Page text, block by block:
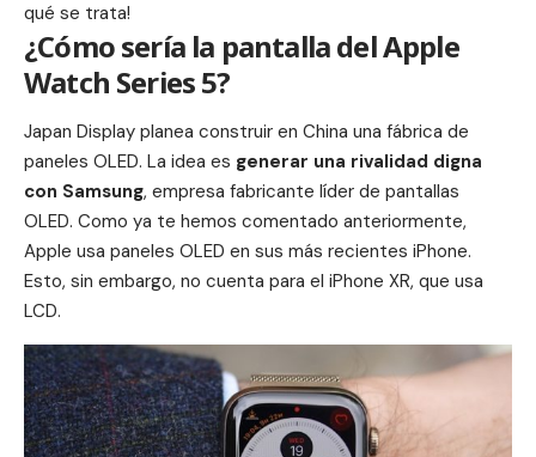
qué se trata!
¿Cómo sería la pantalla del Apple
Watch Series 5?
Japan Display planea construir en China una fábrica de
paneles OLED. La idea es generar una rivalidad digna
con Samsung, empresa fabricante líder de pantallas
OLED. Como ya te hemos comentado anteriormente,
Apple usa paneles OLED en sus más recientes iPhone.
Esto, sin embargo, no cuenta para el iPhone XR, que usa
LCD.